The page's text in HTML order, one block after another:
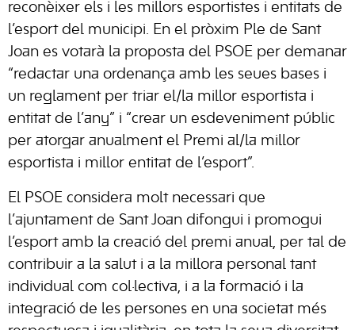
reconèixer els i les millors esportistes i entitats de
l’esport del municipi. En el pròxim Ple de Sant
Joan es votarà la proposta del PSOE per demanar
“redactar una ordenança amb les seues bases i
un reglament per triar el/la millor esportista i
entitat de l’any” i “crear un esdeveniment públic
per atorgar anualment el Premi al/la millor
esportista i millor entitat de l’esport”.
El PSOE considera molt necessari que
l’ajuntament de Sant Joan difongui i promogui
l’esport amb la creació del premi anual, per tal de
contribuir a la salut i a la millora personal tant
individual com col·lectiva, i a la formació i la
integració de les persones en una societat més